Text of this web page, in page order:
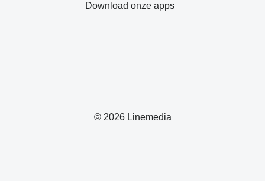
© 2026 Linemedia
Download onze apps